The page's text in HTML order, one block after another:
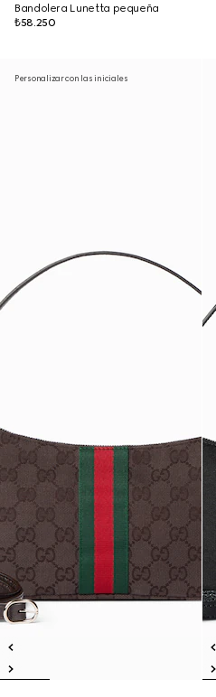
Bandolera Lunetta pequeña
₺58.250
Personalizar con las iniciales